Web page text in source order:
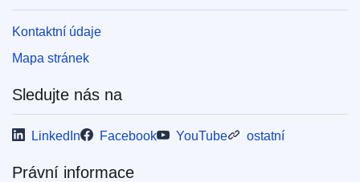
Kontaktní údaje
Mapa stránek
Sledujte nás na
LinkedIn Facebook YouTube ostatní
Právní informace